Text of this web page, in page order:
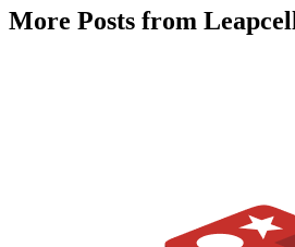
More Posts from Leapcell